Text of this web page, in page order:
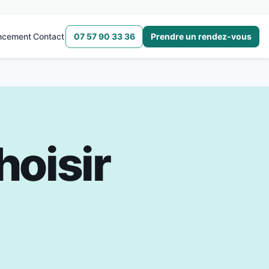
Contact 07 57 90 33 36 Prendre un rendez-vous